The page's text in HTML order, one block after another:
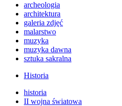
archeologia
architektura
galeria zdjęć
malarstwo
muzyka
muzyka dawna
sztuka sakralna
Historia
historia
II wojna światowa